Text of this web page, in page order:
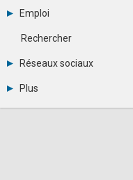
Se connecter
Messages privés
Contacter un modérateur
Archives
Abonnement
Emploi
Consulter les annonces
Observatoire de l'emploi
Rechercher
Réseaux sociaux
LinkedIn
Plus
Annonceurs